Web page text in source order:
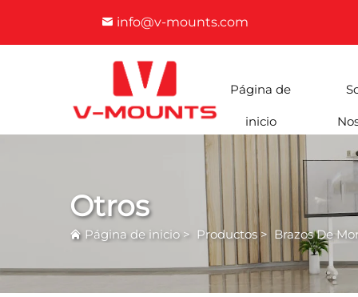
info@v-mounts.com
Página de
inicio
Otros
Página de inicio > Productos> Brazos De